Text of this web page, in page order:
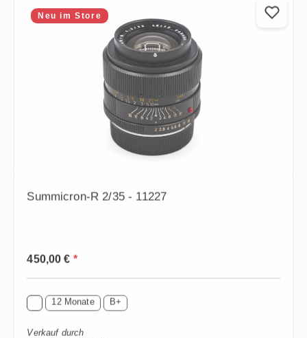
Neu im Store
Summicron-R 2/35 - 11227
450,00 € *
12 Monate B+
Verkauf durch